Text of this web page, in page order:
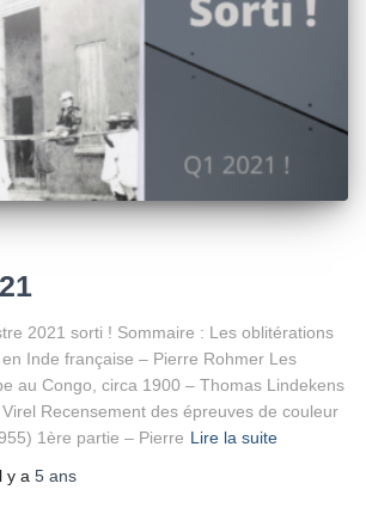
2021 sorti ! Sommaire : Les oblitérations
Inde française – Pierre Rohmer Les
au Congo, circa 1900 – Thomas Lindekens
Recensement des épreuves de couleur
1ère partie – Pierre Lire la suite
y a 5 ans